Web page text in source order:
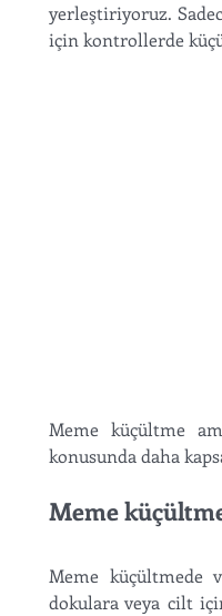
yerleştiriyoruz.
için kontrollerde
Meme küçültme
konusunda daha
Meme
Meme küçültmede
dokulara veya cilt